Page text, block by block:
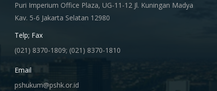
Puri Imperium Office Plaza, UG-11-12 Jl. Kuningan Madya
Kav. 5-6 Jakarta Selatan 12980
Telp; Fax
(021) 8370-1809; (021) 8370-1810
Email
pshukum@pshk.or.id